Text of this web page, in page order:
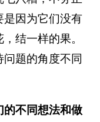
是因为它们没有
结一样的果。
题的角度不同
不同想法和做